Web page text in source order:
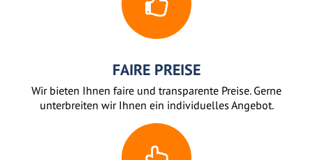
FAIRE PREISE
Wir bieten Ihnen faire und transparente Preise. Gerne
unterbreiten wir Ihnen ein individuelles Angebot.